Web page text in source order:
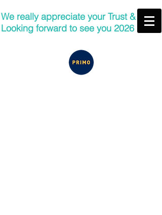
We really appreciate your Trust &
Looking forward to see you 2026